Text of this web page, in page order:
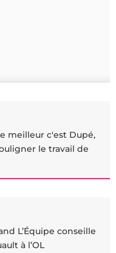
meilleur c'est Dupé,
le travail de
L’Équipe conseille
à l’OL